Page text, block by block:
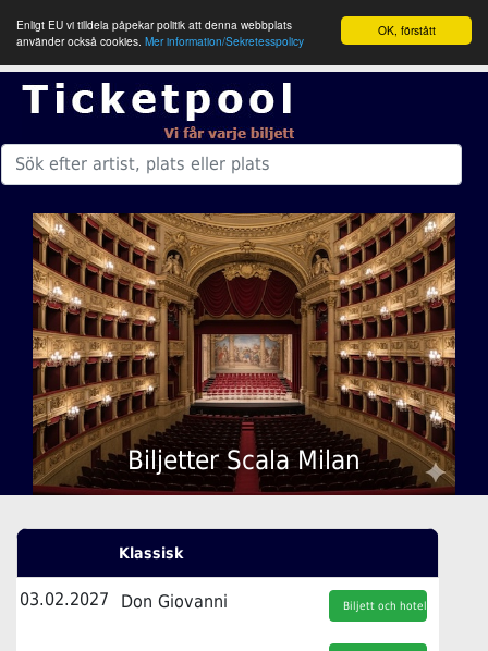
OK, förstått
Enligt EU vi tilldela påpekar politik att denna webbplats
använder också cookies. Mer information/Sekretesspolicy
Biljetter Scala Milan
Klassisk
03.02.2027 Don Giovanni Biljett och hotell